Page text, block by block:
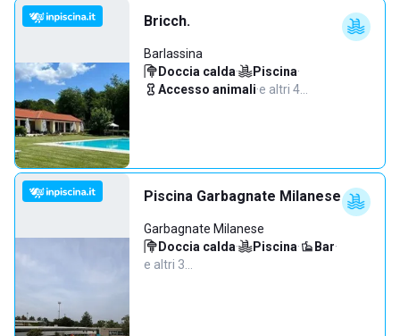
Bricch.
Barlassina
Doccia calda· Piscina·
Accesso animali·e altri 4…
Piscina Garbagnate Milanese
Garbagnate Milanese
Doccia calda· Piscina· Bar·
e altri 3…